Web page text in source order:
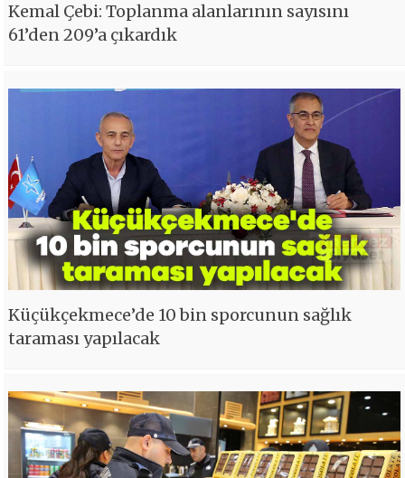
Kemal Çebi: Toplanma alanlarının sayısını
61’den 209’a çıkardık
Küçükçekmece’de 10 bin sporcunun sağlık
taraması yapılacak